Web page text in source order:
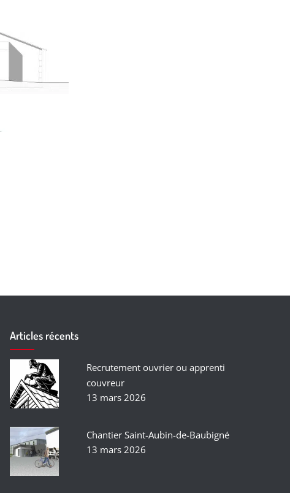
Articles récents
Recrutement ouvrier ou apprenti
couvreur
13 mars 2026
Chantier Saint-Aubin-de-Baubigné
13 mars 2026